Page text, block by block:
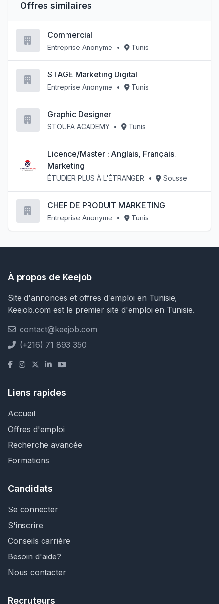
Offres similaires
Commercial
Entreprise Anonyme • Tunis
STAGE Marketing Digital
Entreprise Anonyme • Tunis
Graphic Designer
STOUFA ACADEMY • Tunis
Licence/Master : Anglais, Français,
Marketing
ÉTUDIER PLUS À L'ÉTRANGER • Sousse
CHEF DE PRODUIT MARKETING
Entreprise Anonyme • Tunis
À propos de Keejob
Site d'annonces et offres d'emploi en Tunisie,
Keejob.com est le premier site d'emploi en Tunisie.
contact@keejob.com
(+216) 71 893 350
Liens rapides
Accueil
Offres d'emploi
Recherche avancée
Formations
Candidats
Se connecter
S'inscrire
Conseils carrière
Besoin d'aide?
Nous contacter
Recruteurs